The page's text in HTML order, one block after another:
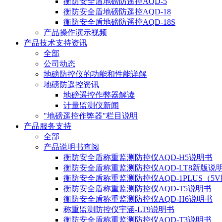
衡防安全盾地磅防遥控AQD-18
衡防安全盾地磅防遥控AQD-18S
产品操作演示视频
产品技术支持资讯
全部
公司动态
地磅防控仪的功能和性能详解
地磅防遥控资讯
地磅遥控作弊器解读
计量监测仪新闻
"地磅遥控作弊器"栏目说明
产品服务支持
全部
产品说明书查阅
衡防安全盾称重监测防控仪AQD-H5说明书
衡防安全盾称重监测防控仪AQD-LT8新版说
衡防安全盾称重监测防控仪AQD-1PLUS（5V
衡防安全盾称重监测防控仪AQD-T5说明书
衡防安全盾称重监测防控仪AQD-H6说明书
称重监测防控仪宇涵-LT9说明书
衡防安全盾称重监测防控仪AQD-T3说明书